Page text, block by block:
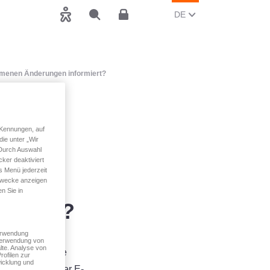
Suchen
BarrierefreiheitKundenbereich
AKTUELLE SPRACHE
DE(DEUTSCH)
Änderungen informiert?
direkt an die
auf
unter „Wir
Auswahl
deaktiviert
Menü jederzeit
anzeigen
Sie in
von
Analyse von
zur
und